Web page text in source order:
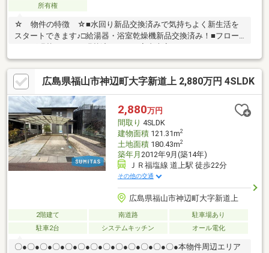
所有権
☆ 物件の特徴 ☆■水回り新品交換済みで気持ちよく新生活を
スタートできます♪□給湯器・浴室乾燥機新品交換済み！■フロー
リング張替・クロス張替済みのため室内大変きれいです♪□4LDKの
ゆとりある間取りでファミリー世帯にもおすすめ！■1階に洋室2
部屋を配置し、将来は平屋感覚で生活できます♪□全居室収納付き
で住空間をすっきり保てます！■広々LDKは家族が集まる憩いの空
間です♪□駐車2台可能で来客時も安心！■倉庫付きでアウトドア用
品や季節物の収納にも便利♪□神辺エリアでリフォーム済住宅をお
探しの方におすすめ☆ 周辺施設 ☆・神辺小学校：徒歩11分・
神辺西中学校：徒歩19分
広島県福山市神辺町大字新道上 2,880万円 4SLDK
2,880万円
間取り 4SLDK
建物面積121.31m2
土地面積180.43m2
築年月 2012年9月(築14年)
ＪＲ福塩線 道上駅 徒歩22分
その他の交通
広島県福山市神辺町大字新道上
2階建て 南道路
駐車場あり
駐車2台
システムキッチン オール電化
〇●〇●〇●〇●〇●〇●〇●〇●〇●〇●〇●〇●〇●本物件周辺エリア